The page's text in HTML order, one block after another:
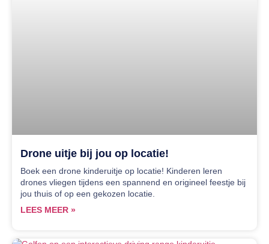
Drone uitje bij jou op locatie!
Boek een drone kinderuitje op locatie! Kinderen leren
drones vliegen tijdens een spannend en origineel feestje bij
jou thuis of op een gekozen locatie.
LEES MEER »